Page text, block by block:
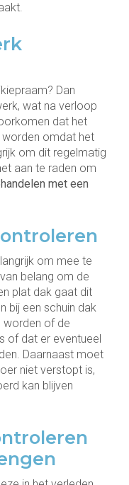
Dan
wat na verloop
dat het
worden omdat het
om dit regelmatig
aan te raden om
met een
om mee te
belang om de
plat dak gaat dit
bij een schuin dak
worden of de
of dat er eventueel
Daarnaast moet
niet verstopt is,
kan blijven